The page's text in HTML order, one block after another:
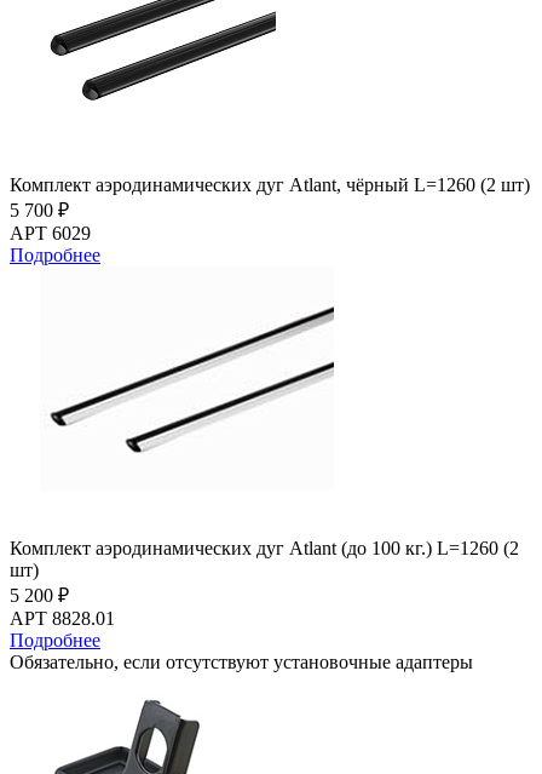
Комплект аэродинамических дуг Atlant, чёрный L=1260 (2 шт)
5 700 ₽
АРТ 6029
Подробнее
Комплект аэродинамических дуг Atlant (до 100 кг.) L=1260 (2
шт)
5 200 ₽
АРТ 8828.01
Подробнее
Обязательно, если отсутствуют установочные адаптеры